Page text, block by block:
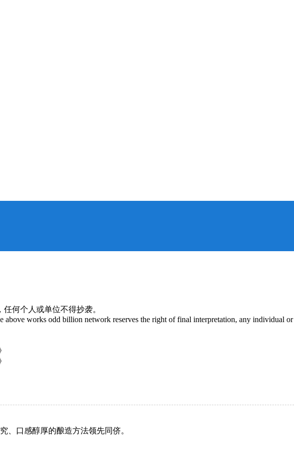
何个人或单位不得抄袭。
above works odd billion network reserves the right of final interpretation, any individual or
、口感醇厚的酿造方法领先同侪。